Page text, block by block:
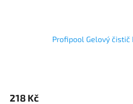
Profipool Gelový čistič
218 Kč